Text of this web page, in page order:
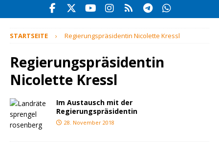
STARTSEITE Regierungspräsidentin Nicolette Kressl
Regierungspräsidentin
Nicolette Kressl
Im Austausch mit der
Regierungspräsidentin
28. November 2018